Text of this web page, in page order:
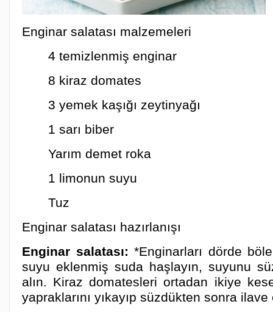
Enginar salatası malzemeleri
4 temizlenmiş enginar
8 kiraz domates
3 yemek kaşığı zeytinyağı
1 sarı biber
Yarım demet roka
1 limonun suyu
Tuz
Enginar salatası hazırlanışı
Enginar salatası: *Enginarları dörde
suyu eklenmiş suda haşlayın, suyunu
alın. Kiraz domatesleri ortadan ikiye
yapraklarını yıkayıp süzdükten sonra ilave